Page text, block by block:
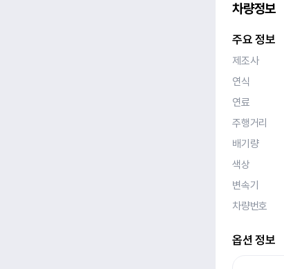
차량정보
주요 정보
제조사
연식
연료
주행거리
배기량
색상
변속기
차량번호
옵션 정보